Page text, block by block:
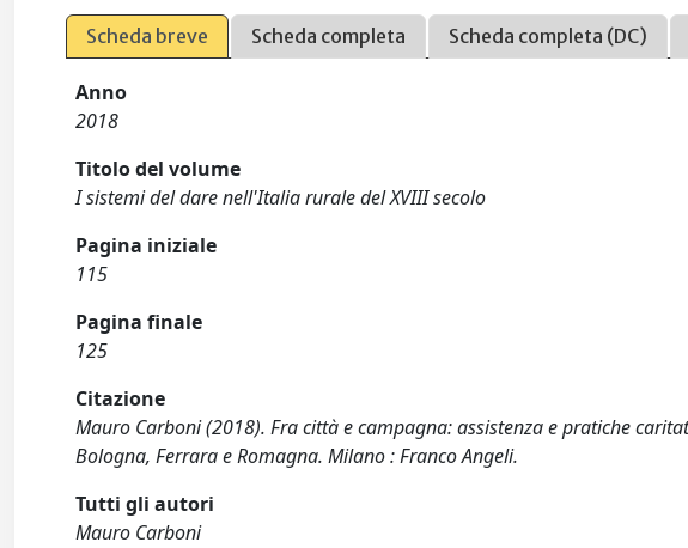
Scheda breve Scheda completa Scheda completa (DC)
Anno
2018
Titolo del volume
I sistemi del dare nell'Italia rurale del XVIII secolo
Pagina iniziale
115
Pagina finale
125
Citazione
Mauro Carboni (2018). Fra città e campagna: assistenza e pratiche
Bologna, Ferrara e Romagna. Milano : Franco Angeli.
Tutti gli autori
Mauro Carboni